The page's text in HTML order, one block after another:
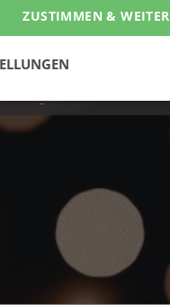
4,8
5
ZUSTIMMEN & WEITER